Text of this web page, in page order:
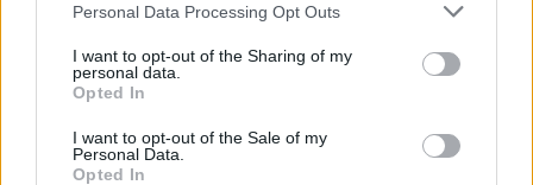
Personal Data Processing Opt Outs
I want to opt-out of the Sharing of my
personal data.
Opted In
I want to opt-out of the Sale of my
Personal Data.
Opted In